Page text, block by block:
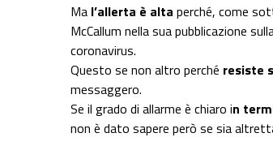
Ma l’allerta è alta perché, come
McCallum nella sua pubblicazione
coronavirus.
Questo se non altro perché resiste
messaggero.
Se il grado di allarme è chiaro in
non è dato sapere però se sia